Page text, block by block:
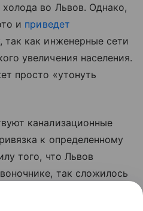
во Львов. Однако,
и приведет
так как инженерные сети
увеличения населения.
просто «утонуть
канализационные
к определенному
того, что Львов
так сложилось